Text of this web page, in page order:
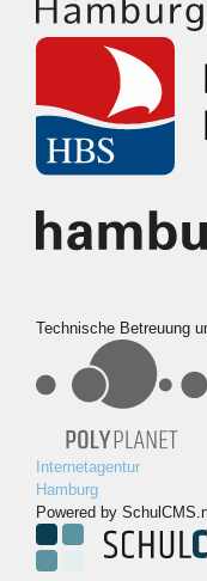
Technische Betreuung
Internetagentur
Hamburg
Powered by